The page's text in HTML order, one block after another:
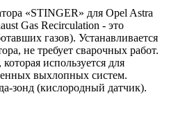
«STINGER» для Opel Astra
Gas Recirculation - это
газов). Устанавливается
не требует сварочных работ.
используется для
выхлопных систем.
зонд (кислородный датчик).